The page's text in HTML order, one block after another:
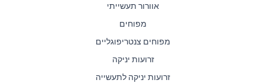
אוורור תעשייתי
מפוחים
מפוחים צנטריפוגליים
זרועות יניקה
זרועות יניקה לתעשייה